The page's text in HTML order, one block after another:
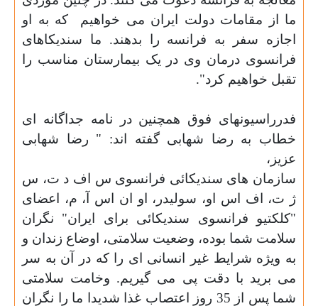
ما از مقامات دولت ایران می خواهیم
که به او
اجازه سفر به فرانسه را بدهند. ما سندیکاهای
فرانسوی درمان وی در یک بیمارستان مناسب را
تقبل خواهیم کرد."
فدرراسیونهای فوق همچنین در نامه جداگانه ای
خطاب به رضا شهابی گفته اند: " رضا شهابی
عزیز،
سازمان های سندیکائی فرانسوی س اف د ت، س
ژ ت، اف اس او، سولیدر، او ان اس آ، م، اعضای
"کلکتیو فرانسوی سندیکائی برای ایران" نگران
سلامت شما بوده، وضعیت سلامتی، اوضاع زندان و
به ویژه شرایط غیر انسانی ای را که در آن به سر
می برید با دقت پی می گیریم. وخامت سلامتی
شما پس از 35 روز اعتصاب غذا شدیدا ما را نگران